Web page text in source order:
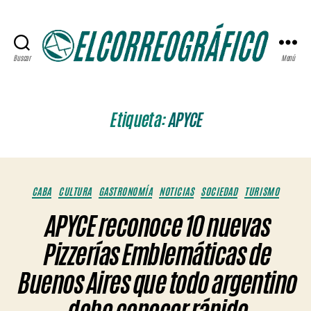
Buscar Menú
Etiqueta:APYCE
Categorías
CABA CULTURA GASTRONOMÍA NOTICIAS SOCIEDAD TURISMO
APYCE reconoce 10 nuevas
Pizzerías Emblemáticas de
Buenos Aires que todo argentino